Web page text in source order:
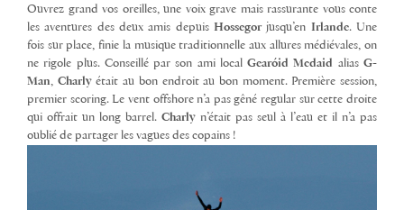
Ouvrez grand vos oreilles, une voix grave mais rassurante vous conte
les aventures des deux amis depuis Hossegorjusqu’en Irlande. Une
fois sur place, finie la musique traditionnelle aux allures médiévales, on
ne rigole plus. Conseillé par son ami localGearóid Mcdaid aliasG-
Man, Charlyétait au bon endroit au bon moment. Première session,
premier scoring. Le vent offshore n’a pas gêné regular sur cette droite
qui offrait un long barrel. Charly n’était pas seul à l’eau et il n’a pas
oublié de partager les vagues des copains !